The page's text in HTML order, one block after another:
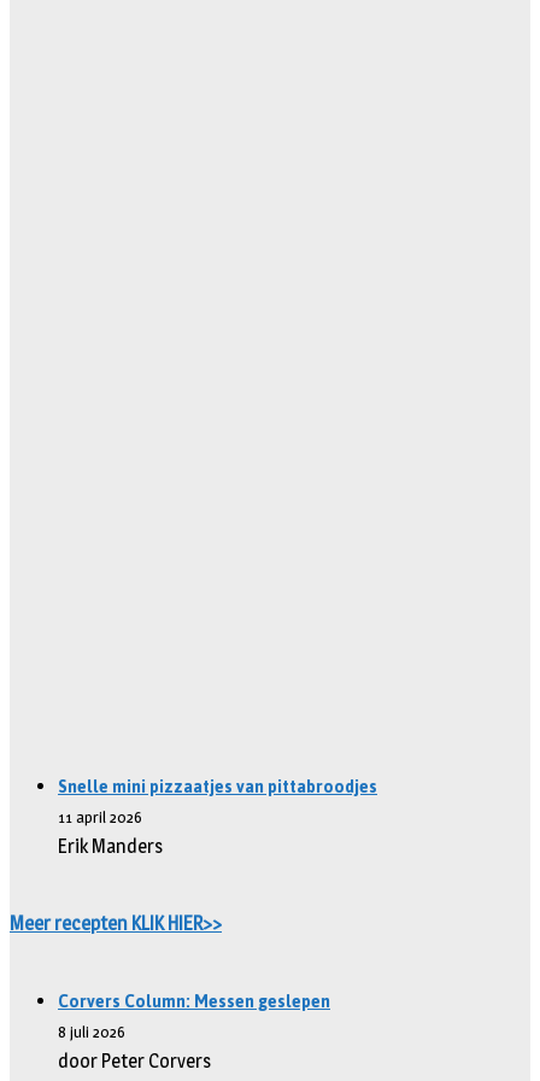
Snelle mini pizzaatjes van pittabroodjes
11 april 2026
Erik Manders
Meer recepten KLIK HIER>>
Corvers Column: Messen geslepen
8 juli 2026
door Peter Corvers